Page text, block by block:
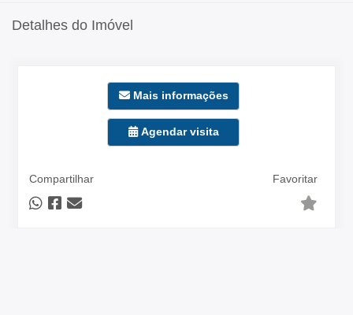
Detalhes do Imóvel
Mais informações
Agendar visita
Compartilhar Favoritar